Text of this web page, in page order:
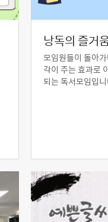
낭독의 즐거
모임원들이 돌아
각이 주는 효과로
되는 독서모임입